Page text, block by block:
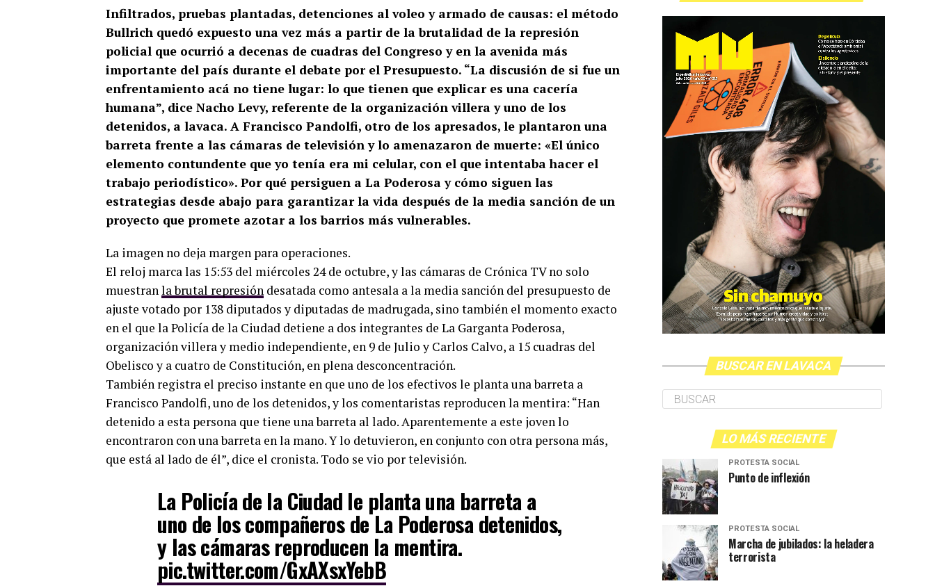
Infiltrados, pruebas plantadas, detenciones al voleo y armado de causas: el método
Bullrich quedó expuesto una vez más a partir de la brutalidad de la represión
policial que ocurrió a decenas de cuadras del Congreso y en la avenida más
importante del país durante el debate por el Presupuesto. “La discusión de si fue un
enfrentamiento acá no tiene lugar: lo que tienen que explicar es una cacería
humana”, dice Nacho Levy, referente de la organización villera y uno de los
detenidos, a lavaca. A Francisco Pandolfi, otro de los apresados, le plantaron una
barreta frente a las cámaras de televisión y lo amenazaron de muerte: «El único
elemento contundente que yo tenía era mi celular, con el que intentaba hacer el
trabajo periodístico». Por qué persiguen a La Poderosa y cómo siguen las
estrategias desde abajo para garantizar la vida después de la media sanción de un
proyecto que promete azotar a los barrios más vulnerables.
La imagen no deja margen para operaciones.
El reloj marca las 15:53 del miércoles 24 de octubre, y las cámaras de Crónica TV no solo
muestranla brutal represión desatada como antesala a la media sanción del presupuesto de
ajuste votado por 138 diputados y diputadas de madrugada, sino también el momento exacto
en el que la Policía de la Ciudad detiene a dos integrantes de La Garganta Poderosa,
organización villera y medio independiente, en 9 de Julio y Carlos Calvo, a 15 cuadras del
Obelisco y a cuatro de Constitución, en plena desconcentración.
También registra el preciso instante en que uno de los efectivos le planta una barreta a
Francisco Pandolfi, uno de los detenidos, y los comentaristas reproducen la mentira: “Han
detenido a esta persona que tiene una barreta al lado. Aparentemente a este joven lo
encontraron con una barreta en la mano. Y lo detuvieron, en conjunto con otra persona más,
que está al lado de él”, dice el cronista. Todo se vio por televisión.
La Policía de la Ciudad le planta una barreta a
uno de los compañeros de La Poderosa detenidos,
y las cámaras reproducen la mentira.
pic.twitter.com/GxAXsxYebB
BUSCAR EN LAVACA
LO MÁS RECIENTE
PROTESTA SOCIAL
Punto de inflexión
PROTESTA SOCIAL
Marcha de jubilados: la heladera
terrorista